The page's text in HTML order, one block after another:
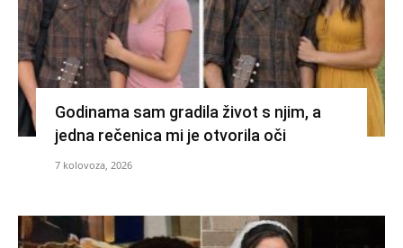
Godinama sam gradila život s njim, a
jedna rečenica mi je otvorila oči
7 kolovoza, 2026